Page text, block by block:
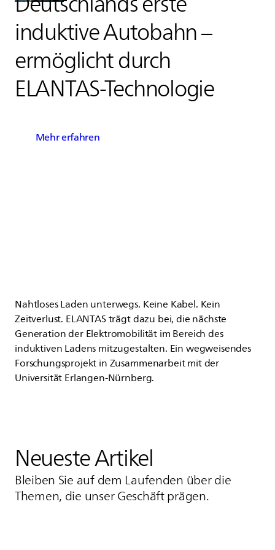
induktive Autobahn –
ermöglicht durch
ELANTAS-Technologie
Mehr erfahren
Nahtloses Laden unterwegs. Keine Kabel. Kein
Zeitverlust. ELANTASträgt dazu bei, die nächste
Generation der Elektromobilität im Bereich des
induktiven Ladens mitzugestalten. Ein wegweisendes
Forschungsprojekt in Zusammenarbeit mit der
Universität Erlangen-Nürnberg.
Neueste Artikel
Bleiben Sie auf dem Laufenden über die
Themen, die unser Geschäft prägen.